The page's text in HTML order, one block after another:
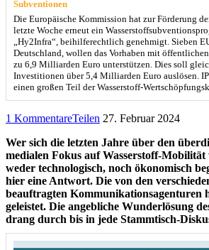
Subventionen
Die Europäische Kommission hat zur Förderung
letzte Woche erneut ein
„Hy2Infra“, beihilferechtlich genehmigt. Sieben
Deutschland, wollen das Vorhaben mit
zu 6,9 Milliarden Euro unterstützen. Dies soll
Investitionen über 5,4 Milliarden Euro auslösen.
einen großen Teil der Wasserstoff-
1 KommentareTeilen 27. Februar 2024
Wer sich die letzten Jahre über den
medialen Fokus auf Wasserstoff-
weder technologisch, noch ökonomisch
hier eine Antwort. Die von den
beauftragten Kommunikationsagenturen
geleistet. Die angebliche Wunderlösung
drang durch bis in jede Stammtisch-